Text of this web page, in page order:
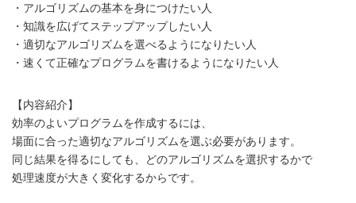
・アルゴリズムの基本を身につけたい人
・知識を広げてステップアップしたい人
・適切なアルゴリズムを選べるようになりたい人
・速くて正確なプログラムを書けるようになりたい人
【内容紹介】
効率のよいプログラムを作成するには、
場面に合った適切なアルゴリズムを選ぶ必要があります。
同じ結果を得るにしても、どのアルゴリズムを選択するかで
処理速度が大きく変化するからです。